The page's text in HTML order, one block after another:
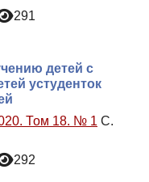
291
детей с
устуденток
Том 18. № 1 С.
292